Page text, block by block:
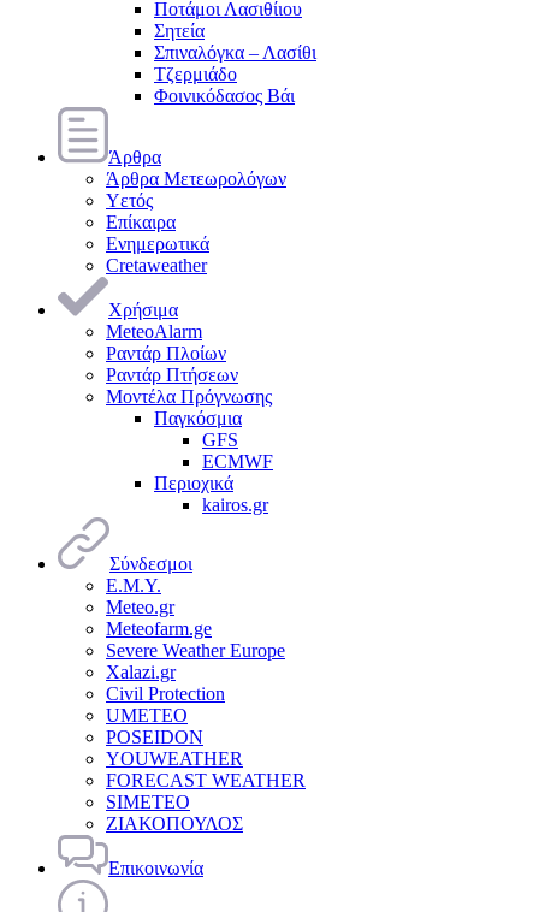
Ποτάμοι Λασιθίιου
Σητεία
Σπιναλόγκα – Λασίθι
Τζερμιάδο
Φοινικόδασος Βάι
Άρθρα
Άρθρα Μετεωρολόγων
Υετός
Επίκαιρα
Ενημερωτικά
Cretaweather
Χρήσιμα
MeteoAlarm
Ραντάρ Πλοίων
Ραντάρ Πτήσεων
Μοντέλα Πρόγνωσης
Παγκόσμια
GFS
ECMWF
Περιοχικά
kairos.gr
Σύνδεσμοι
Ε.Μ.Υ.
Meteo.gr
Meteofarm.ge
Severe Weather Europe
Xalazi.gr
Civil Protection
UMETEO
POSEIDON
YOUWEATHER
FORECAST WEATHER
SIMETEO
ΖΙΑΚΟΠΟΥΛΟΣ
Επικοινωνία